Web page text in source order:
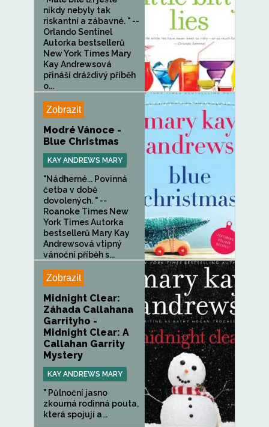
nikdy nebyly tak
riskantní a zábavné. " --
Orlando Sentinel
Autorka bestsellerů
New York Times Mary
Kay Andrewsová
přináší dráždivý příběh
o...
Zobrazit
Modré Vánoce -
Blue Christmas
KAY ANDREWS MARY
"Nádherné... Povinná
četba v době
dovolených. " --
Roanoke Times New
York Times Autorka
bestsellerů Mary Kay
Andrewsová vtipný
vánoční příběh s...
Zobrazit
Midnight Clear:
Záhada Callahana
Garrityho -
Midnight Clear: A
Callahan Garrity
Mystery
KAY ANDREWS MARY
" Půlnoční jasno
zkoumá rodinná pouta,
která spojují a...